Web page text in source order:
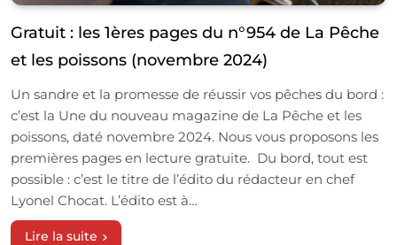
Gratuit : les 1ères pages du n°954 de La Pêche
et les poissons (novembre 2024)
Un sandre et la promesse de réussir vos pêches du bord :
c’est la Une du nouveau magazine de La Pêche et les
poissons, daté novembre 2024. Nous vous proposons les
premières pages en lecture gratuite. Du bord, tout est
possible : c’est le titre de l’édito du rédacteur en chef
Lyonel Chocat. L’édito est à…
Lire la suite